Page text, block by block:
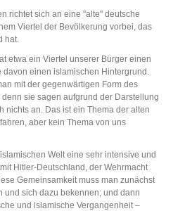
richtet sich an eine "alte" deutsche
Viertel der Bevölkerung vorbei, das
hat.
etwa ein Viertel unserer Bürger einen
davon einen islamischen Hintergrund.
mit der gegenwärtigen Form des
sie sagen aufgrund der Darstellung
nichts an. Das ist ein Thema der alten
aber kein Thema von uns
Welt eine sehr intensive und
Hitler-Deutschland, der Wehrmacht
Gemeinsamkeit muss man zunächst
und sich dazu bekennen; und dann
und islamische Vergangenheit –